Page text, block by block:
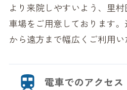
より来院しやすいよう、里
車場をご用意しております
から遠方まで幅広くご利用い
電車でのアクセス